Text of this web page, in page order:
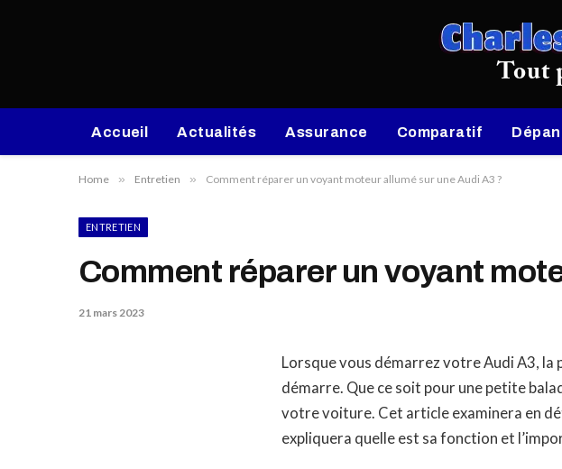
Accueil Actualités Assurance Comparatif
Home » Entretien » Comment réparer un voyant moteur allumé sur une Audi A3 ?
ENTRETIEN
Comment réparer un voyant
21 mars 2023
Lorsque vous démarrez votre Audi A3,
démarre. Que ce soit pour une petite
votre voiture. Cet article examinera en
expliquera quelle est sa fonction et